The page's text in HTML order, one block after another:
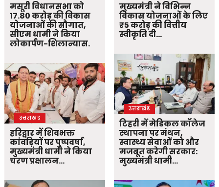
मसूरी विधानसभा को
17.80 करोड़ की विकास
योजनाओं की सौगात,
सीएम धामी ने किया
लोकार्पण-शिलान्यास.
उत्तराखंड
हरिद्वार में शिवभक्त
कांवड़ियों पर पुष्पवर्षा,
मुख्यमंत्री धामी ने किया
चरण प्रक्षालन…
मुख्यमंत्री ने विभिन्न
विकास योजनाओं के लिए
₹5 करोड़ की वित्तीय
स्वीकृति दी…
उत्तराखंड
टिहरी में मेडिकल कॉलेज
स्थापना पर मंथन,
स्वास्थ्य सेवाओं को और
मजबूत करेगी सरकार:
मुख्यमंत्री धामी…